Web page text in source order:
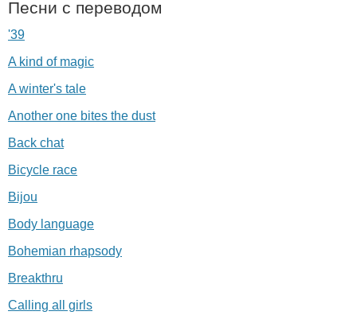
Песни с переводом
'39
A kind of magic
A winter's tale
Another one bites the dust
Back chat
Bicycle race
Bijou
Body language
Bohemian rhapsody
Breakthru
Calling all girls